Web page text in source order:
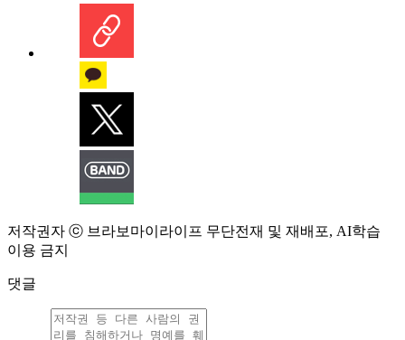
저작권자 ⓒ 브라보마이라이프 무단전재 및 재배포, AI학습
이용 금지
댓글